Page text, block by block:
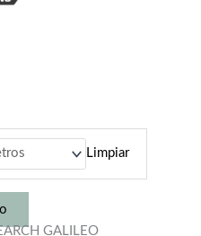
Limpiar
GALILEO